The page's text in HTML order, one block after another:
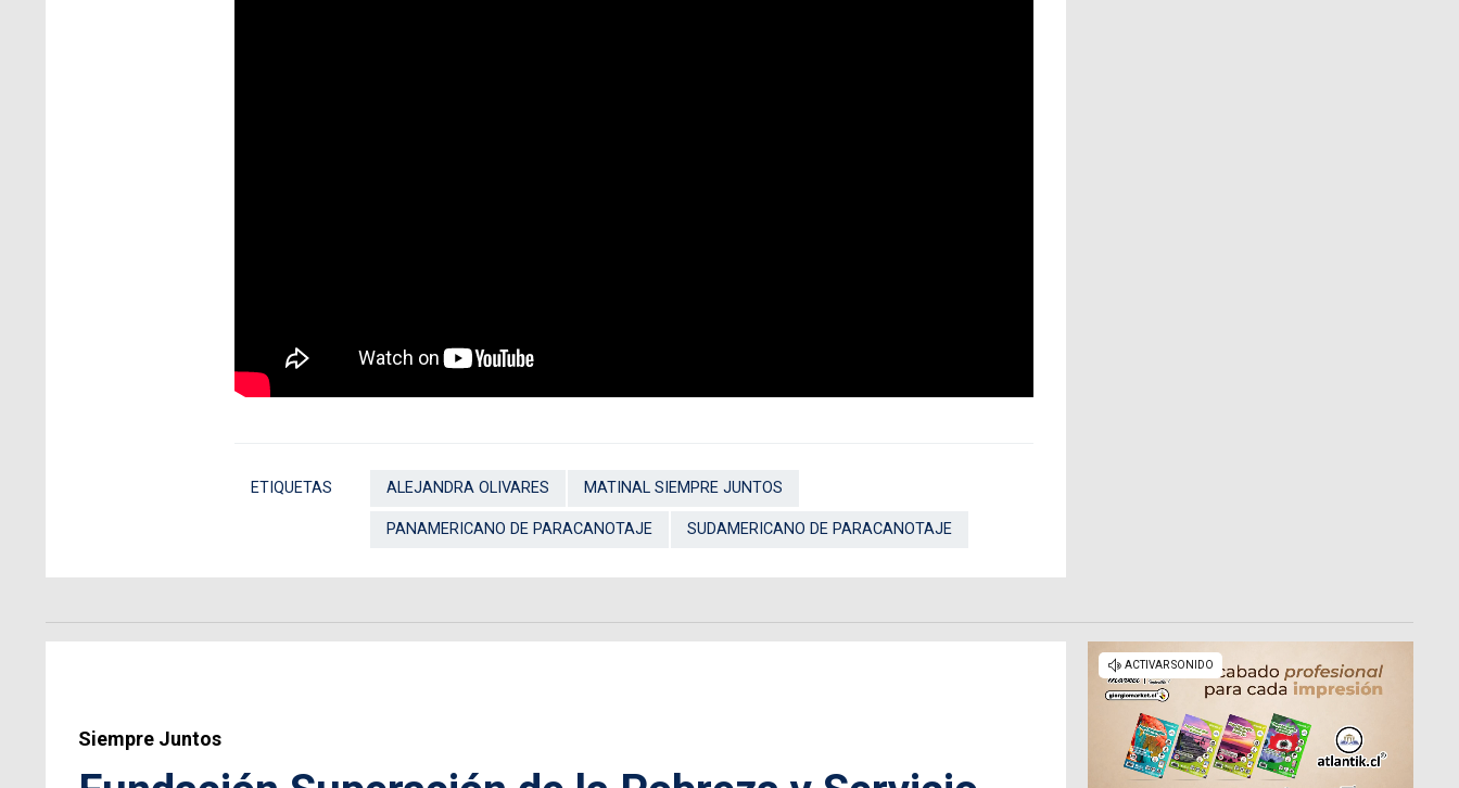
ETIQUETAS ALEJANDRA OLIVARES MATINAL SIEMPRE JUNTOS
PANAMERICANO DE PARACANOTAJE SUDAMERICANO DE PARACANOTAJE
Siempre Juntos